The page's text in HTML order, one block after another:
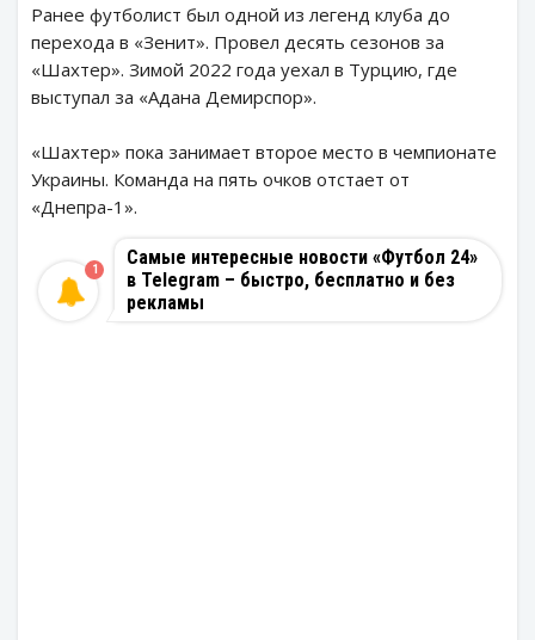
Ранее футболист был одной из легенд клуба до
перехода в «Зенит». Провел десять сезонов за
«Шахтер». Зимой 2022 года уехал в Турцию, где
выступал за «Адана Демирспор».
«Шахтер» пока занимает второе место в чемпионате
Украины. Команда на пять очков отстает от
«Днепра-1».
Самые интересные новости «Футбол 24»
в Telegram – быстро, бесплатно и без
рекламы
1